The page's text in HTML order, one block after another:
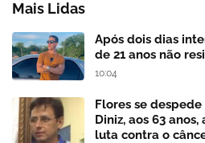
Mais Lidas
Após dois dias
de 21 anos não
10:04
Flores se
Diniz, aos 63
luta contra o